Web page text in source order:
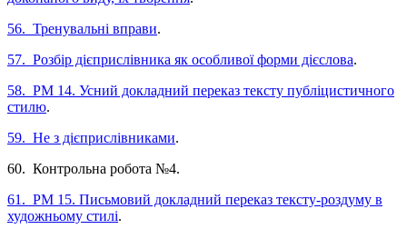
56. Тренувальні вправи.
57. Розбір дієприслівника як особливої форми дієслова.
58. РМ 14. Усний докладний переказ тексту публіцистичного
стилю.
59. Не з дієприслівниками.
60. Контрольна робота №4.
61. РМ 15. Письмовий докладний переказ тексту-роздуму в
художньому стилі.